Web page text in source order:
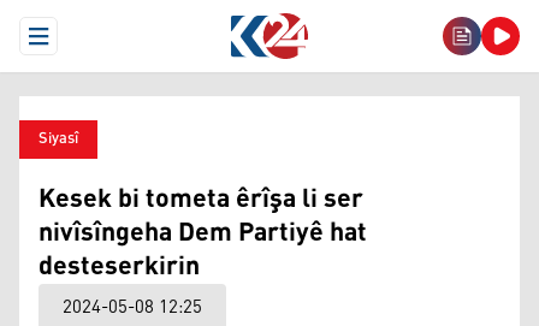
Open Menu
Siyasî
Kesek bi tometa êrîşa li ser
nivîsîngeha Dem Partiyê hat
desteserkirin
2024-05-08 12:25